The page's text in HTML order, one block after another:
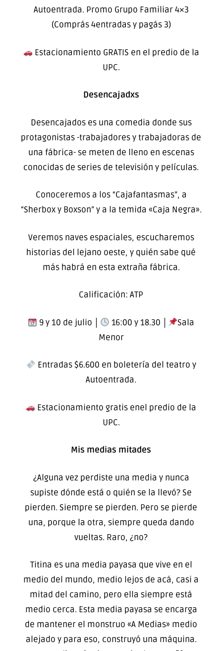
Autoentrada. Promo Grupo Familiar 4×3
(Comprás 4entradas y pagás 3)
Estacionamiento GRATIS en el predio de la
UPC.
Desencajadxs
Desencajados es una comedia donde sus
protagonistas -trabajadores y trabajadoras de
una fábrica- se meten de lleno en escenas
conocidas de series de televisión y películas.
Conoceremos a los “Cajafantasmas”, a
“Sherbox y Boxson” y a la temida «Caja Negra».
Veremos naves espaciales, escucharemos
historias del lejano oeste, y quién sabe qué
más habrá en esta extraña fábrica.
Calificación: ATP
9 y 10 de julio │ 16:00 y 18.30 │
Sala
Menor
Entradas $6.600 en boletería del teatro y
Autoentrada.
Estacionamiento gratis enel predio de la
UPC.
Mis medias mitades
¿Alguna vez perdiste una media y nunca
supiste dónde está o quién se la llevó? Se
pierden. Siempre se pierden. Pero se pierde
una, porque la otra, siempre queda dando
vueltas. Raro, ¿no?
Titina es una media payasa que vive en el
medio del mundo, medio lejos de acá, casi a
mitad del camino, pero ella siempre está
medio cerca. Esta media payasa se encarga
de mantener el monstruo «A Medias» medio
alejado y para eso, construyó una máquina.